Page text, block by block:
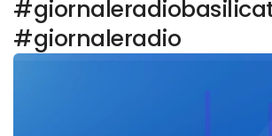
#giornaleradio